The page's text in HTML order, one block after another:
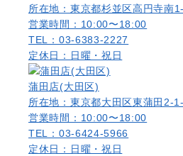
所在地：東京都杉並区高円寺南
営業時間：10:00〜18:00
TEL：03-6383-2227
定休日：日曜・祝日
蒲田店(大田区)
所在地：東京都大田区東蒲田2-
営業時間：10:00〜18:00
TEL：03-6424-5966
定休日：日曜・祝日